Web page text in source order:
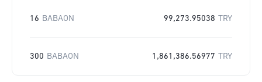
16 BABAON 99,273.95038 TRY
300 BABAON 1,861,386.56977 TRY